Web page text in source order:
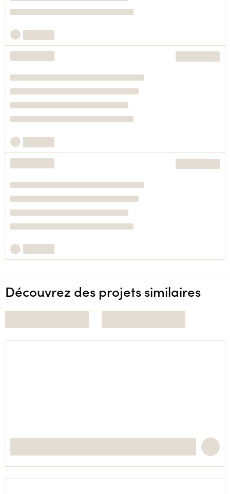
Découvrez des projets similaires